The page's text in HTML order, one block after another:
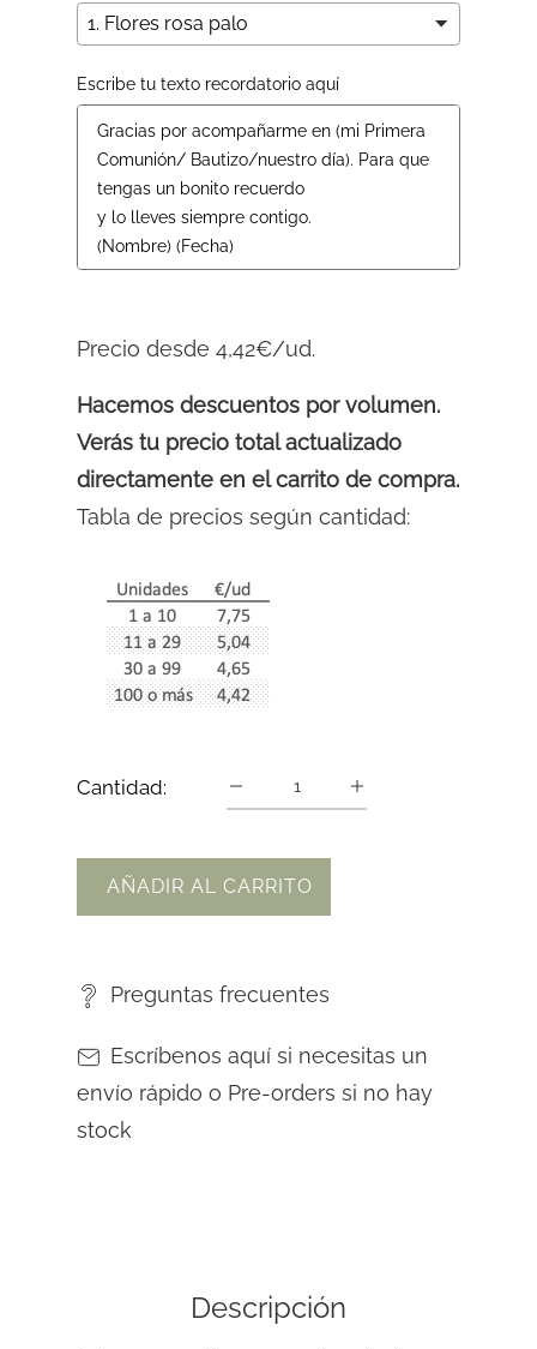
Escribe tu texto recordatorio aquí
Precio desde 4,42€/ud.
Hacemos descuentos por volumen.
Verás tu precio total actualizado
directamente en el carrito de compra.
Tabla de precios según cantidad:
Cantidad:
AÑADIR AL CARRITO
Preguntas frecuentes
Escríbenos aquí si necesitas un
envío rápido o Pre-orders si no hay
stock
Descripción